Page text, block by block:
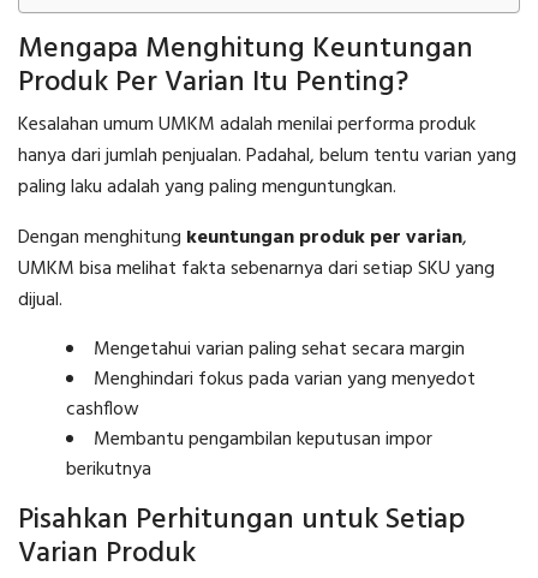
Mengapa Menghitung Keuntungan
Produk Per Varian Itu Penting?
Kesalahan umum UMKM adalah menilai performa produk
hanya dari jumlah penjualan. Padahal, belum tentu varian yang
paling laku adalah yang paling menguntungkan.
Dengan menghitung keuntungan produk per varian,
UMKM bisa melihat fakta sebenarnya dari setiap SKU yang
dijual.
Mengetahui varian paling sehat secara margin
Menghindari fokus pada varian yang menyedot
cashflow
Membantu pengambilan keputusan impor
berikutnya
Pisahkan Perhitungan untuk Setiap
Varian Produk